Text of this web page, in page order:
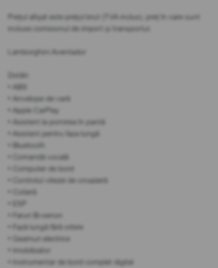
Prețul afișat este prețul brut (TVA inclus), preț în care sunt
incluse comisionul de import și transportul.
Lamborghini Aventador
Dotări:
• ABS
• Anvelope de vară
• Apple CarPlay
• Asistent la pornirea în pantă
• Asistent pentru faza lungă
• Bluetooth
• Comandă vocală
• Computer de bord
• Controlul vitezei de croazieră
• Cotieră
• Faruri Bi-xenon
• Fază lungă fără orbire
• Geamuri electrice
• Imobilizator
• Instrumentar de bord complet digital